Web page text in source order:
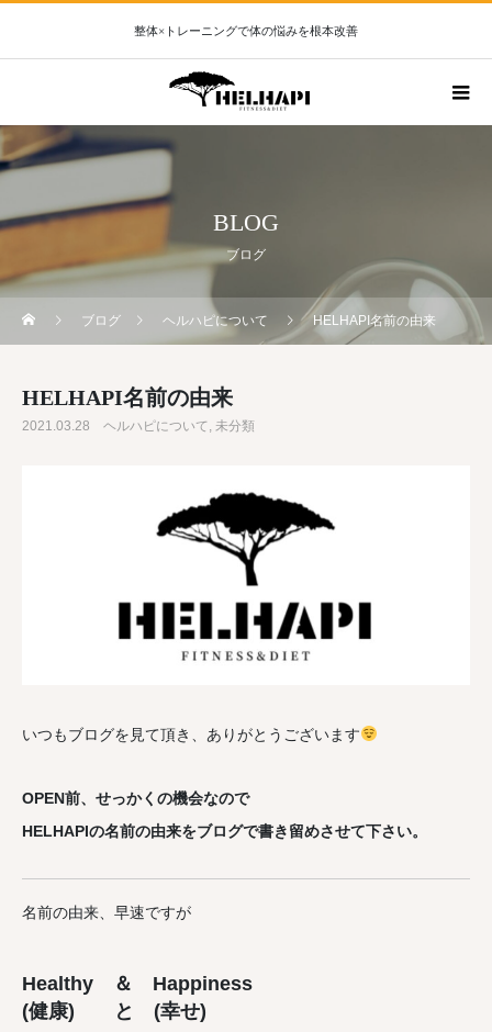
整体×トレーニングで体の悩みを根本改善
BLOG
ブログ
ブログ ヘルハピについて HELHAPI名前の由来
HELHAPI名前の由来
2021.03.28 ヘルハピについて 未分類
いつもブログを見て頂き、ありがとうございます
OPEN前、せっかくの機会なので
HELHAPIの名前の由来をブログで書き留めさせて下さい。
名前の由来、早速ですが
Healthy ＆ Happiness
(健康) と (幸せ)